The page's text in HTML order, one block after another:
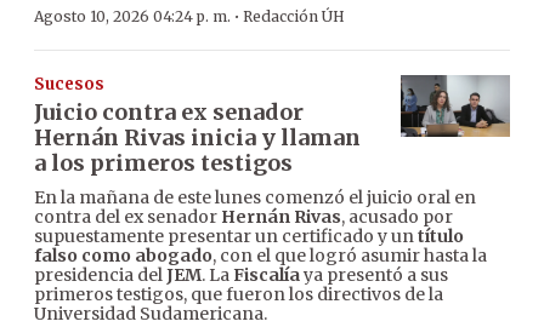
Agosto 10, 2026 04:24 p. m. · Redacción ÚH
Sucesos
Juicio contra ex senador
Hernán Rivas inicia y llaman
a los primeros testigos
En la mañana de este lunes comenzó el juicio oral en
contra del ex senador Hernán Rivas, acusado por
supuestamente presentar un certificado y untítulo
falso como abogado, con el que logró asumir hasta la
presidencia delJEM. LaFiscalíaya presentó a sus
primeros testigos, que fueron los directivos de la
Universidad Sudamericana.